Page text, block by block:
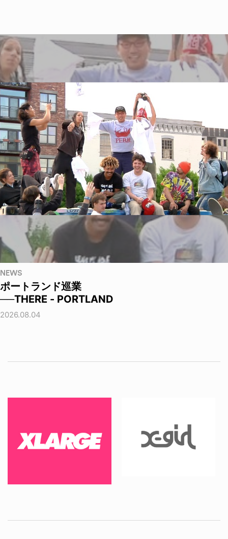
NEWS
ポートランド巡業
──THERE - PORTLAND
2026.08.04